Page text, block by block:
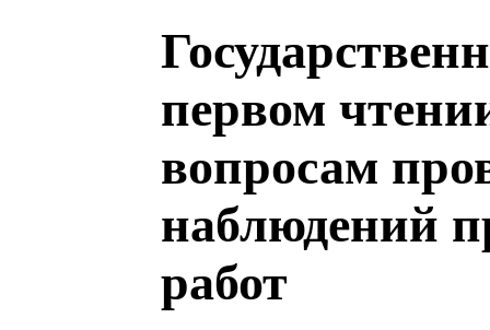
первом
вопросам
наблюдений
работ